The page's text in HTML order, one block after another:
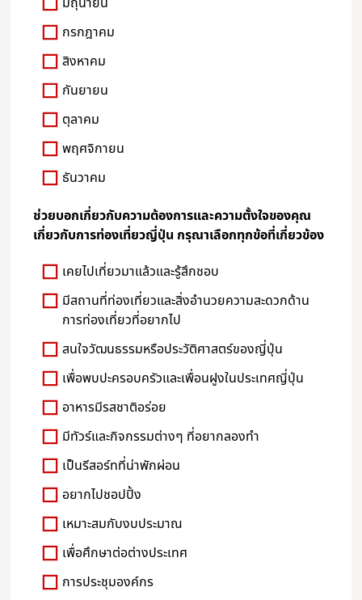
กรกฎาคม
สิงหาคม
กันยายน
ตุลาคม
พฤศจิกายน
ธันวาคม
ช่วยบอกเกี่ยวกับความต้องการและความตั้งใจของคุณ
เกี่ยวกับการท่องเที่ยวญี่ปุ่น กรุณาเลือกทุกข้อที่เกี่ยวข้อง
เคยไปเที่ยวมาแล้วและรู้สึกชอบ
มีสถานที่ท่องเที่ยวและสิ่งอำนวยความสะดวกด้าน
การท่องเที่ยวที่อยากไป
สนใจวัฒนธรรมหรือประวัติศาสตร์ของญี่ปุ่น
เพื่อพบปะครอบครัวและเพื่อนฝูงในประเทศญี่ปุ่น
อาหารมีรสชาติอร่อย
มีทัวร์และกิจกรรมต่างๆ ที่อยากลองทำ
เป็นรีสอร์ทที่น่าพักผ่อน
อยากไปชอปปิ้ง
เหมาะสมกับงบประมาณ
เพื่อศึกษาต่อต่างประเทศ
การประชุมองค์กร